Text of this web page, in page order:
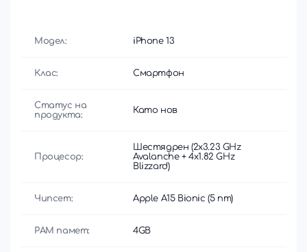
Модел: iPhone 13
Клас: Смартфон
Статус на
продукта:
Като нов
Процесор:
Шестядрен (2x3.23 GHz
Avalanche + 4x1.82 GHz
Blizzard)
Чипсет: Apple A15 Bionic (5 nm)
РАМ памет: 4GB